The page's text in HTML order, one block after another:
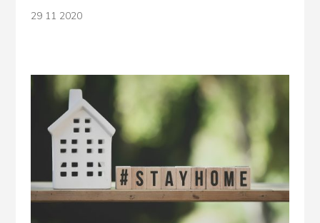
29 11 2020